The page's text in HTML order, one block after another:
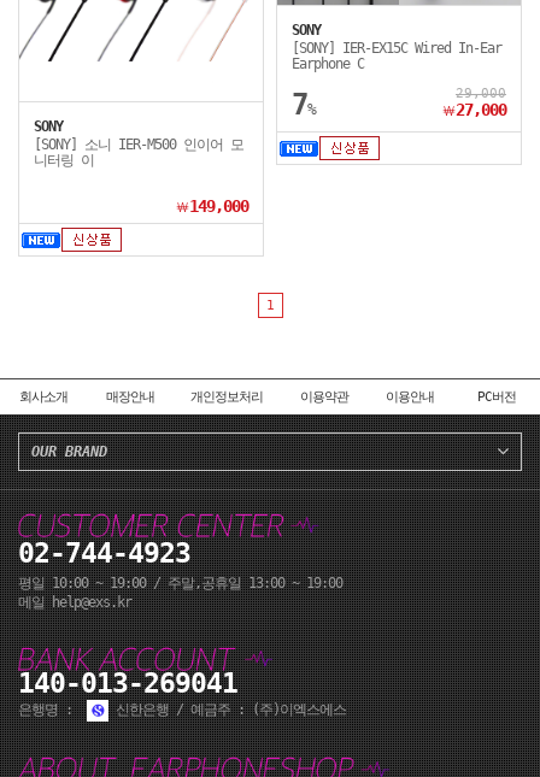
SONY
[SONY] 소니 IER-M500 인이어 모
니터링 이
￦149,000
SONY
[SONY] IER-EX15C Wired In-Ear
Earphone C
7%
29,000
￦27,000
1
회사소개 매장안내 개인정보처리 이용약관 이용안내 PC버전
OUR BRAND
02-744-4923
평일 10:00 ~ 19:00 / 주말,공휴일 13:00 ~ 19:00
메일 help@exs.kr
140-013-269041
은행명 : 신한은행 / 예금주 : (주)이엑스에스